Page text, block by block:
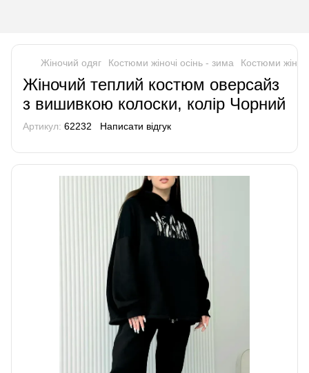
Жіночий одяг Костюми жіночі осінь - зима Костюми
Жіночий теплий костюм оверсайз
з вишивкою колоски, колір Чорний
Артикул: 62232 Написати відгук